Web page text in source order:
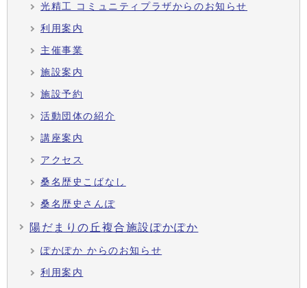
光精工 コミュニティプラザからのお知らせ
利用案内
主催事業
施設案内
施設予約
活動団体の紹介
講座案内
アクセス
桑名歴史こばなし
桑名歴史さんぽ
陽だまりの丘複合施設ぽかぽか
ぽかぽか からのお知らせ
利用案内